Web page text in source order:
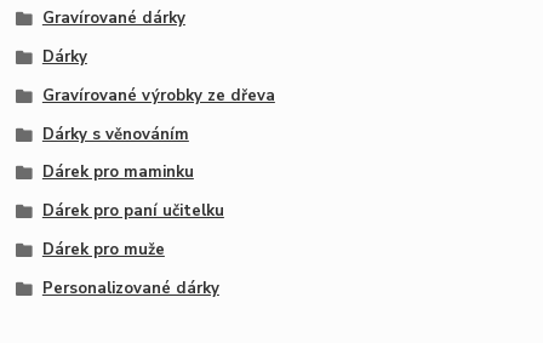
Gravírované dárky
Dárky
Gravírované výrobky ze dřeva
Dárky s věnováním
Dárek pro maminku
Dárek pro paní učitelku
Dárek pro muže
Personalizované dárky